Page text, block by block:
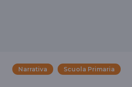
Narrativa Scuola Primaria